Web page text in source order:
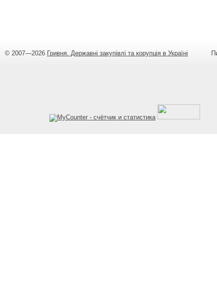
© 2007—2026 Гривня. Державні закупівлі та корупція в Україні